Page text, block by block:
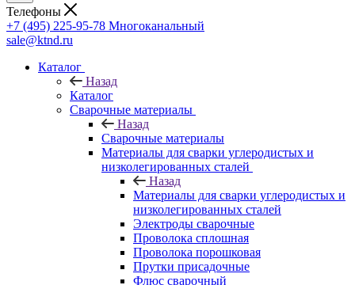
Телефоны
+7 (495) 225-95-78 Многоканальный
sale@ktnd.ru
Каталог
Назад
Каталог
Сварочные материалы
Назад
Сварочные материалы
Материалы для сварки углеродистых и
низколегированных сталей
Назад
Материалы для сварки углеродистых и
низколегированных сталей
Электроды сварочные
Проволока сплошная
Проволока порошковая
Прутки присадочные
Флюс сварочный